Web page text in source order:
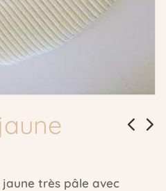
jaune très pâle avec